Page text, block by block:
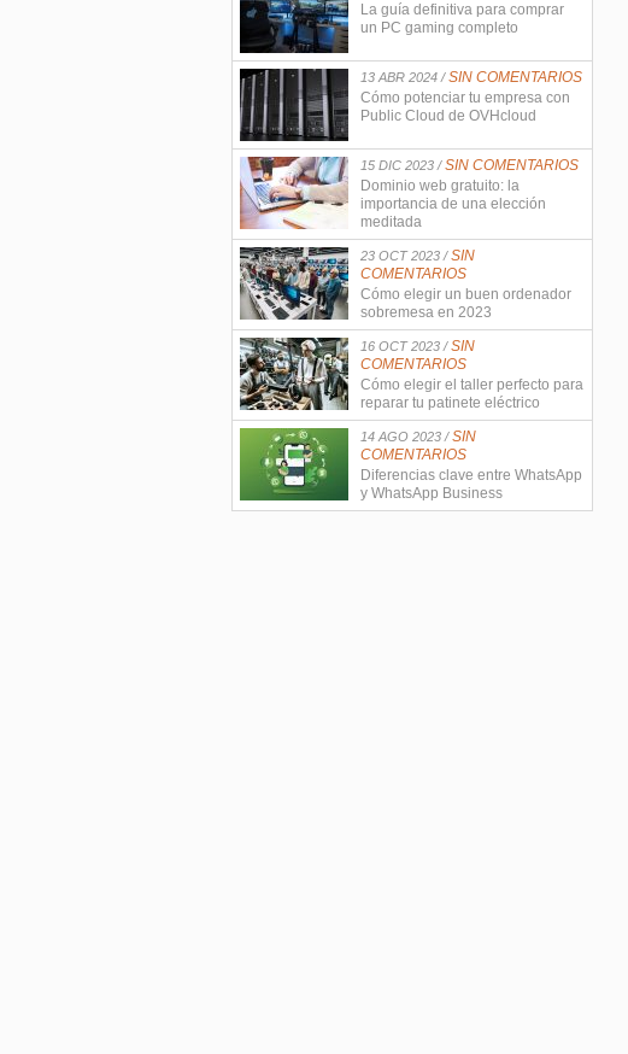
La guía definitiva para comprar
un PC gaming completo
13 ABR 2024 /SIN COMENTARIOS
Cómo potenciar tu empresa con
Public Cloud de OVHcloud
15 DIC 2023 /SIN COMENTARIOS
Dominio web gratuito: la
importancia de una elección
meditada
23 OCT 2023 /SIN
COMENTARIOS
Cómo elegir un buen ordenador
sobremesa en 2023
16 OCT 2023 /SIN
COMENTARIOS
Cómo elegir el taller perfecto para
reparar tu patinete eléctrico
14 AGO 2023 /SIN
COMENTARIOS
Diferencias clave entre WhatsApp
y WhatsApp Business